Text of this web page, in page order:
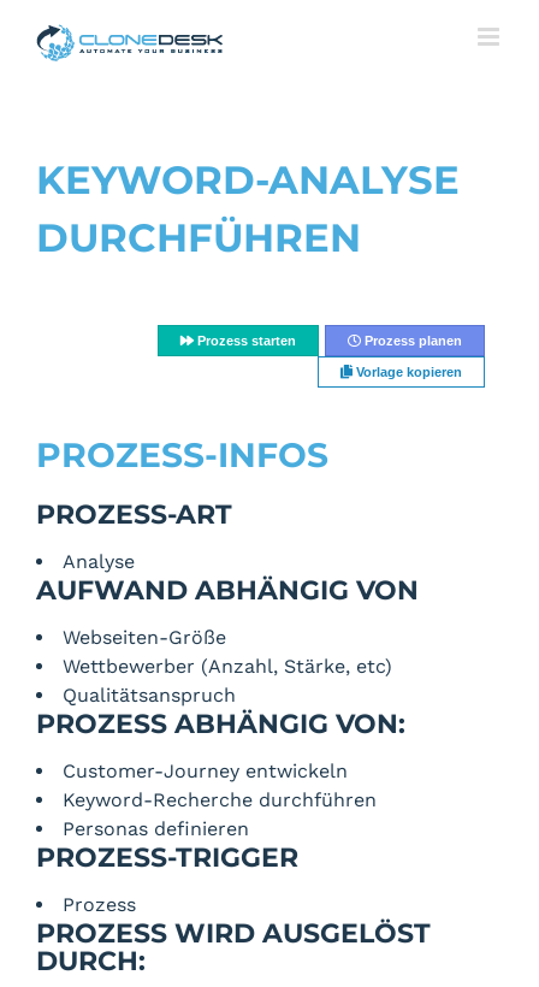
KEYWORD-ANALYSE
DURCHFÜHREN
Prozess starten Prozess planen
Vorlage kopieren
PROZESS-INFOS
PROZESS-ART
Analyse
AUFWAND ABHÄNGIG VON
Webseiten-Größe
Wettbewerber (Anzahl, Stärke, etc)
Qualitätsanspruch
PROZESS ABHÄNGIG VON:
Customer-Journey entwickeln
Keyword-Recherche durchführen
Personas definieren
PROZESS-TRIGGER
Prozess
PROZESS WIRD AUSGELÖST
DURCH: